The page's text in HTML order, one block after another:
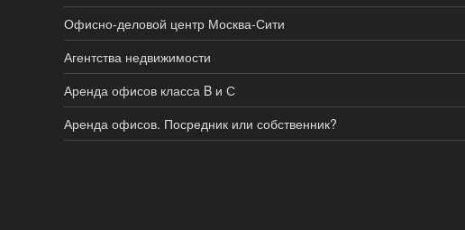
Офисно-деловой центр Москва-Сити
Агентства недвижимости
Аренда офисов класса B и С
Аренда офисов. Посредник или собственник?